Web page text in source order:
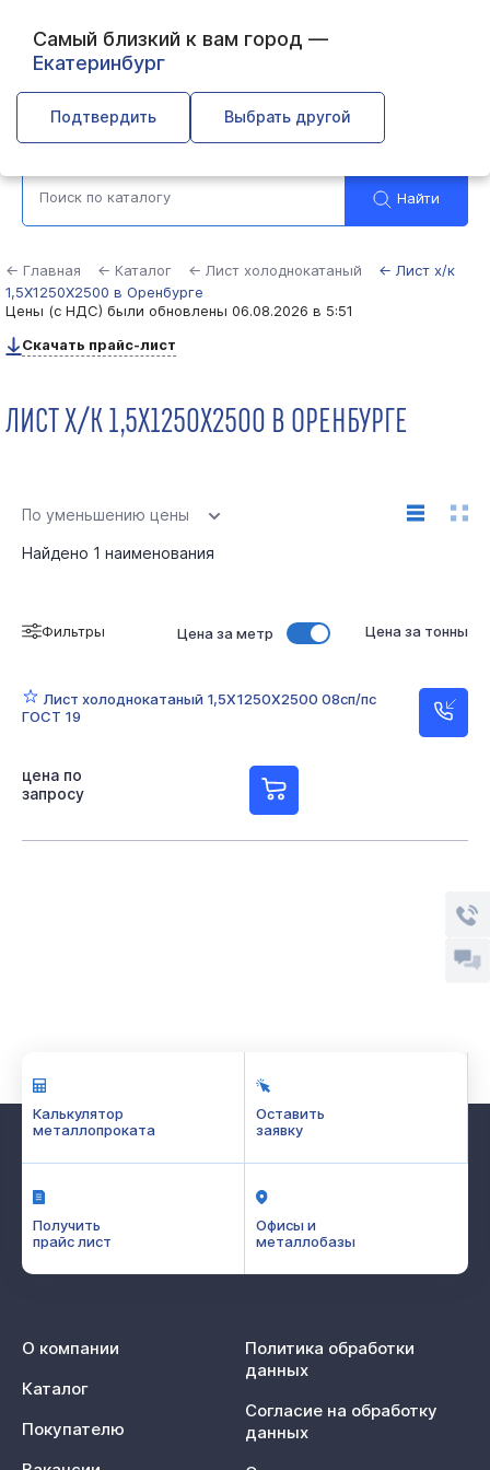
Самый близкий к вам город —
Екатеринбург
Подтвердить Выбрать другой
Оренбург
Найти
← Главная ← Каталог ← Лист холоднокатаный
← Лист х/к
1,5Х1250Х2500 в Оренбурге
Цены (с НДС) были обновлены 06.08.2026 в 5:51
Скачать прайс-лист
ЛИСТ Х/К 1,5Х1250Х2500 В ОРЕНБУРГЕ
По уменьшению цены
Найдено 1 наименования
Фильтры Цена за метр Цена за тонны
Лист холоднокатаный 1,5Х1250Х2500 08сп/пс
ГОСТ 19
цена по
запросу
Калькулятор
металлопроката
Оставить
заявку
Получить
прайс лист
Офисы и
металлобазы
О компании
Каталог
Покупателю
Политика обработки
данных
Согласие на обработку
данных